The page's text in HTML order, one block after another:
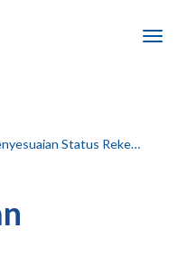
Rekening Tabungan dan Giro